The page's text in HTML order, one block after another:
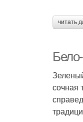
читать
сочная